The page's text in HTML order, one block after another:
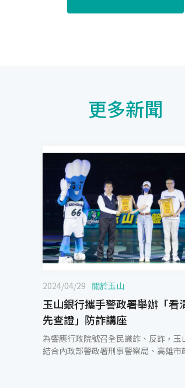
更多新聞
2024/04/29 關於玉山
玉山銀行攜手警政署舉辦「看
先查證」防詐講座
為響應行政院號召全民識詐、反詐，玉
結合內政部警政署刑事警察局、高雄市